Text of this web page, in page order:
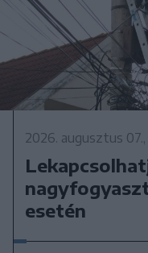
2026. augusztus
esetén